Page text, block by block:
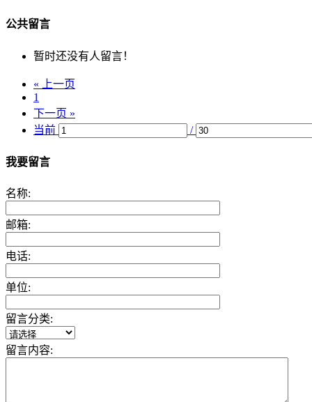
公共留言
暂时还没有人留言！
« 上一页
1
下一页 »
当前
/
我要留言
名称:
邮箱:
电话:
单位:
留言分类:
留言内容: